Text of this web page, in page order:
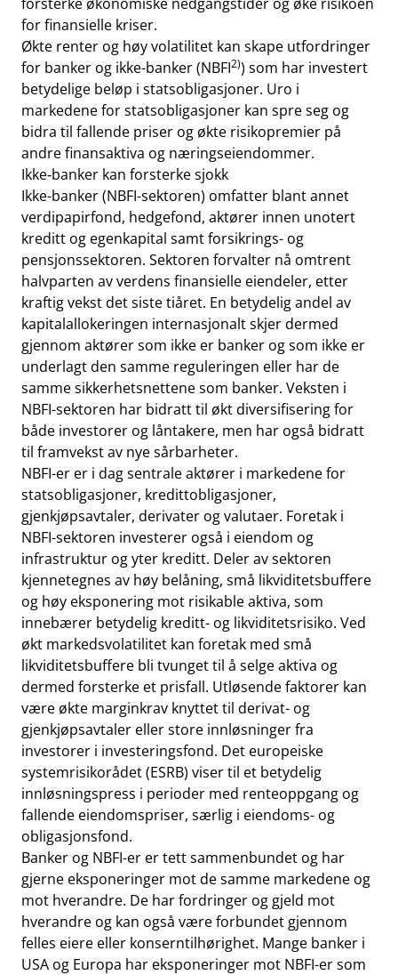
for finansielle kriser.
Økte renter og høy volatilitet kan skape utfordringer
for banker og ikke-banker (NBFI2)) som har investert
betydelige beløp i statsobligasjoner. Uro i
markedene for statsobligasjoner kan spre seg og
bidra til fallende priser og økte risikopremier på
andre finansaktiva og næringseiendommer.
Ikke‑banker kan forsterke sjokk
Ikke-banker (NBFI-sektoren) omfatter blant annet
verdipapirfond, hedgefond, aktører innen unotert
kreditt og egenkapital samt forsikrings- og
pensjonssektoren. Sektoren forvalter nå omtrent
halvparten av verdens finansielle eiendeler, etter
kraftig vekst det siste tiåret. En betydelig andel av
kapitalallokeringen internasjonalt skjer dermed
gjennom aktører som ikke er banker og som ikke er
underlagt den samme reguleringen eller har de
samme sikkerhetsnettene som banker. Veksten i
NBFI-sektoren har bidratt til økt diversifisering for
både investorer og låntakere, men har også bidratt
til framvekst av nye sårbarheter.
NBFI-er er i dag sentrale aktører i markedene for
statsobligasjoner, kredittobligasjoner,
gjenkjøpsavtaler, derivater og valutaer. Foretak i
NBFI-sektoren investerer også i eiendom og
infrastruktur og yter kreditt. Deler av sektoren
kjennetegnes av høy belåning, små likviditetsbuffere
og høy eksponering mot risikable aktiva, som
innebærer betydelig kreditt- og likviditetsrisiko. Ved
økt markedsvolatilitet kan foretak med små
likviditetsbuffere bli tvunget til å selge aktiva og
dermed forsterke et prisfall. Utløsende faktorer kan
være økte marginkrav knyttet til derivat- og
gjenkjøpsavtaler eller store innløsninger fra
investorer i investeringsfond. Det europeiske
systemrisikorådet (ESRB) viser til et betydelig
innløsningspress i perioder med renteoppgang og
fallende eiendomspriser, særlig i eiendoms- og
obligasjonsfond.
Banker og NBFI-er er tett sammenbundet og har
gjerne eksponeringer mot de samme markedene og
mot hverandre. De har fordringer og gjeld mot
hverandre og kan også være forbundet gjennom
felles eiere eller konserntilhørighet. Mange banker i
USA og Europa har eksponeringer mot NBFI-er som